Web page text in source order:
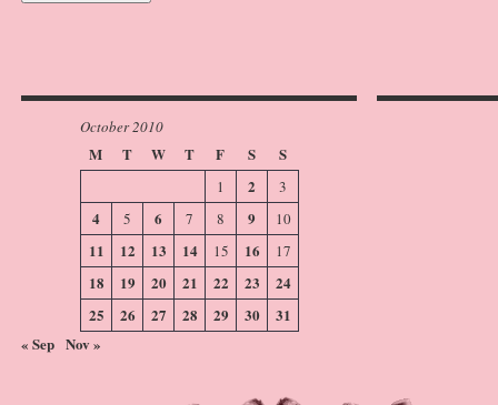
October 2010
M T W T F S S
1 2 3
4 5 6 7 8 9 10
11 12 13 14 15 16 17
18 19 20 21 22 23
24
25
26 27 28 29 30
31
« Sep Nov »